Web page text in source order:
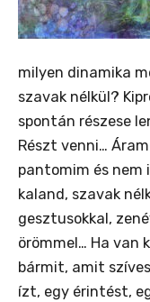
milyen dinamika
szavak nélkül?
spontán részese
Részt venni…
pantomim és nem
kaland, szavak
gesztusokkal,
örömmel… Ha van
bármit, amit
ízt, egy érintést,